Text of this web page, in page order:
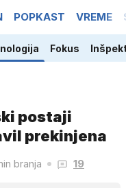
POPKAST VREME
Fokus
postaji
prekinjena
branja 19